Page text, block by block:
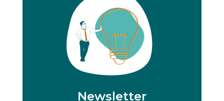
Newsletter